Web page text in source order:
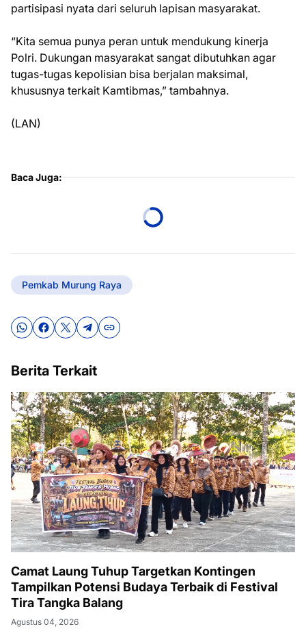
partisipasi nyata dari seluruh lapisan masyarakat.
“Kita semua punya peran untuk mendukung kinerja
Polri. Dukungan masyarakat sangat dibutuhkan agar
tugas-tugas kepolisian bisa berjalan maksimal,
khususnya terkait Kamtibmas,” tambahnya.
(LAN)
Baca Juga:
Pemkab Murung Raya
Berita Terkait
Camat Laung Tuhup Targetkan Kontingen
Tampilkan Potensi Budaya Terbaik di Festival
Tira Tangka Balang
Agustus 04, 2026